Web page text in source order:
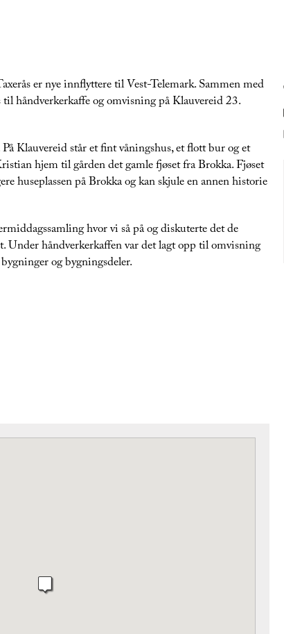
er nye innflyttere til Vest-Telemark. Sammen med
håndverkerkaffe og omvisning på Klauvereid 23.
Klauvereid står et fint våningshus, et flott bur og et
hjem til gården det gamle fjøset fra Brokka. Fjøset
huseplassen på Brokka og kan skjule en annen historie
hvor vi så på og diskuterte det de
Under håndverkerkaffen var det lagt opp til omvisning
og bygningsdeler.